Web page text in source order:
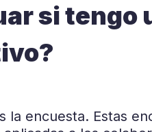
si tengo
la encuesta. Estas